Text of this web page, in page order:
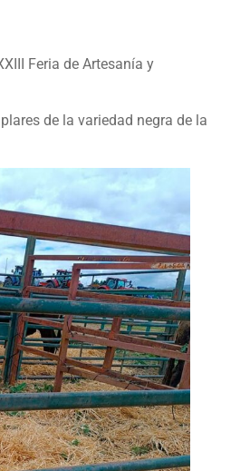
Feria de Artesanía y
de la variedad negra de la